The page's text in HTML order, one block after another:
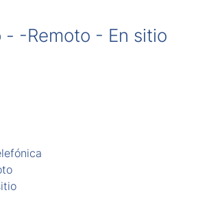
- -Remoto - En sitio